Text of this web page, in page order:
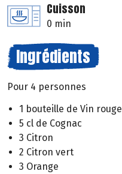
Cuisson
0 min
Ingrédients
Pour 4 personnes
1 bouteille de Vin rouge
5 cl de Cognac
3 Citron
2 Citron vert
3 Orange